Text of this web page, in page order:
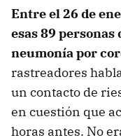
Entre el 26 de
esas 89
neumonía por
rastreadores
un contacto de
en cuestión que
horas antes. No